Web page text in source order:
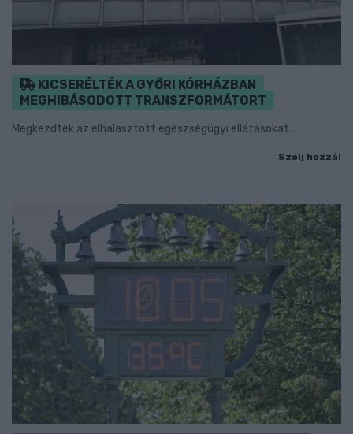
KICSERÉLTÉK A GYŐRI KÓRHÁZBAN
MEGHIBÁSODOTT TRANSZFORMÁTORT
Megkezdték az elhalasztott egészségügyi ellátásokat.
Szólj hozzá!